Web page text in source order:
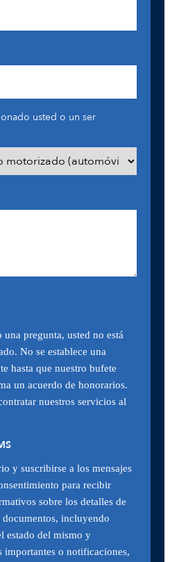
usted o un ser
pregunta, usted no está
No se establece una
hasta que nuestro bufete
un acuerdo de honorarios.
nuestros servicios al
y suscribirse a los mensajes
para recibir
sobre los detalles de
incluyendo
estado del mismo y
importantes o notificaciones,